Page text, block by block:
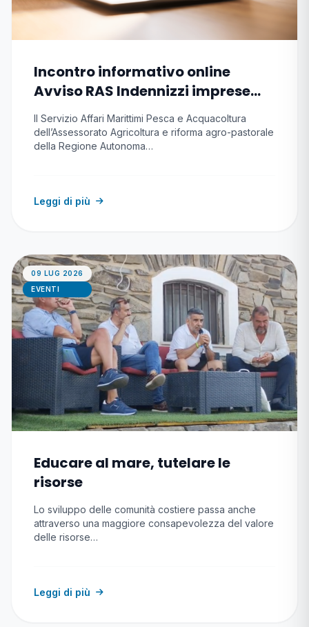
Incontro informativo online
Avviso RAS Indennizzi imprese
pesca e acquacoltura causa
conflitto
Il Servizio Affari Marittimi Pesca e Acquacoltura
dell’Assessorato Agricoltura e riforma agro-pastorale
della Regione Autonoma…
Leggi di più
09 LUG 2026
EVENTI
Educare al mare, tutelare le
risorse
Lo sviluppo delle comunità costiere passa anche
attraverso una maggiore consapevolezza del valore
delle risorse…
Leggi di più